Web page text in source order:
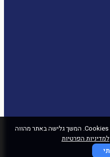
לידיעתך, באתר זה נעשה שימוש בקבצי Cookies. המשך גלישה באתר מהווה
למדיניות הפרטיות